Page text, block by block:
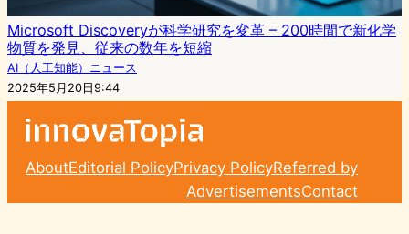
Microsoft Discoveryが科学研究を変革 – 200時間で新化学
物質を発見、従来の数年を短縮
AI（人工知能）ニュース
2025年5月20日9:44
AboutEditorial PolicyPrivacy PolicyReferred by
AdvertisementsContact